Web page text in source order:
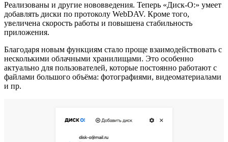
Реализованы и другие нововведения. Теперь «Диск-О:» умеет
добавлять диски по протоколу WebDAV. Кроме того,
увеличена скорость работы и повышена стабильность
приложения.
Благодаря новым функциям стало проще взаимодействовать с
несколькими облачными хранилищами. Это особенно
актуально для пользователей, которые постоянно работают с
файлами большого объёма: фотографиями, видеоматериалами
и пр.